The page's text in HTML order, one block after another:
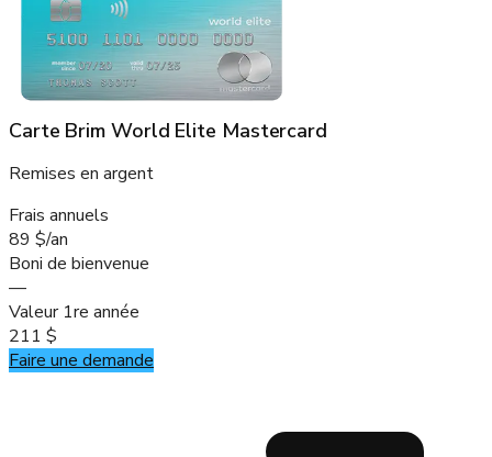
Carte Brim World Elite Mastercard
Remises en argent
Frais annuels
89 $/an
Boni de bienvenue
—
Valeur 1re année
211 $
Faire une demande